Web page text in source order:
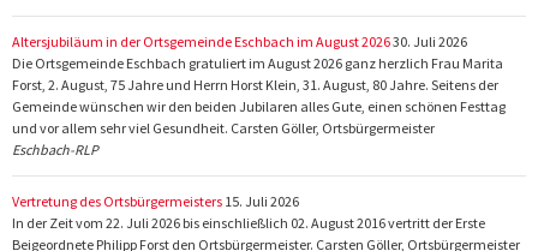
Altersjubiläum in der Ortsgemeinde Eschbach im August 202630. Juli 2026
Die Ortsgemeinde Eschbach gratuliert im August 2026 ganz herzlich Frau Marita
Forst, 2. August, 75 Jahre und Herrn Horst Klein, 31. August, 80 Jahre. Seitens der
Gemeinde wünschen wir den beiden Jubilaren alles Gute, einen schönen Festtag
und vor allem sehr viel Gesundheit. Carsten Göller, Ortsbürgermeister
Eschbach-RLP
Vertretung des Ortsbürgermeisters 15. Juli 2026
In der Zeit vom 22. Juli 2026 bis einschließlich 02. August 2016 vertritt der Erste
Beigeordnete Philipp Forst den Ortsbürgermeister. Carsten Göller, Ortsbürgermeister